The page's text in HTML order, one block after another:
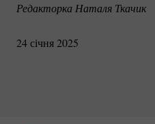
Редакторка Наталя Ткачик
24 січня 2025